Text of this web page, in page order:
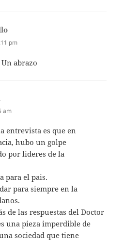
pm
abrazo
am
entrevista es que en
hubo un golpe
por lideres de la
para el pais.
para siempre en la
de las respuestas del Doctor
una pieza imperdible de
sociedad que tiene